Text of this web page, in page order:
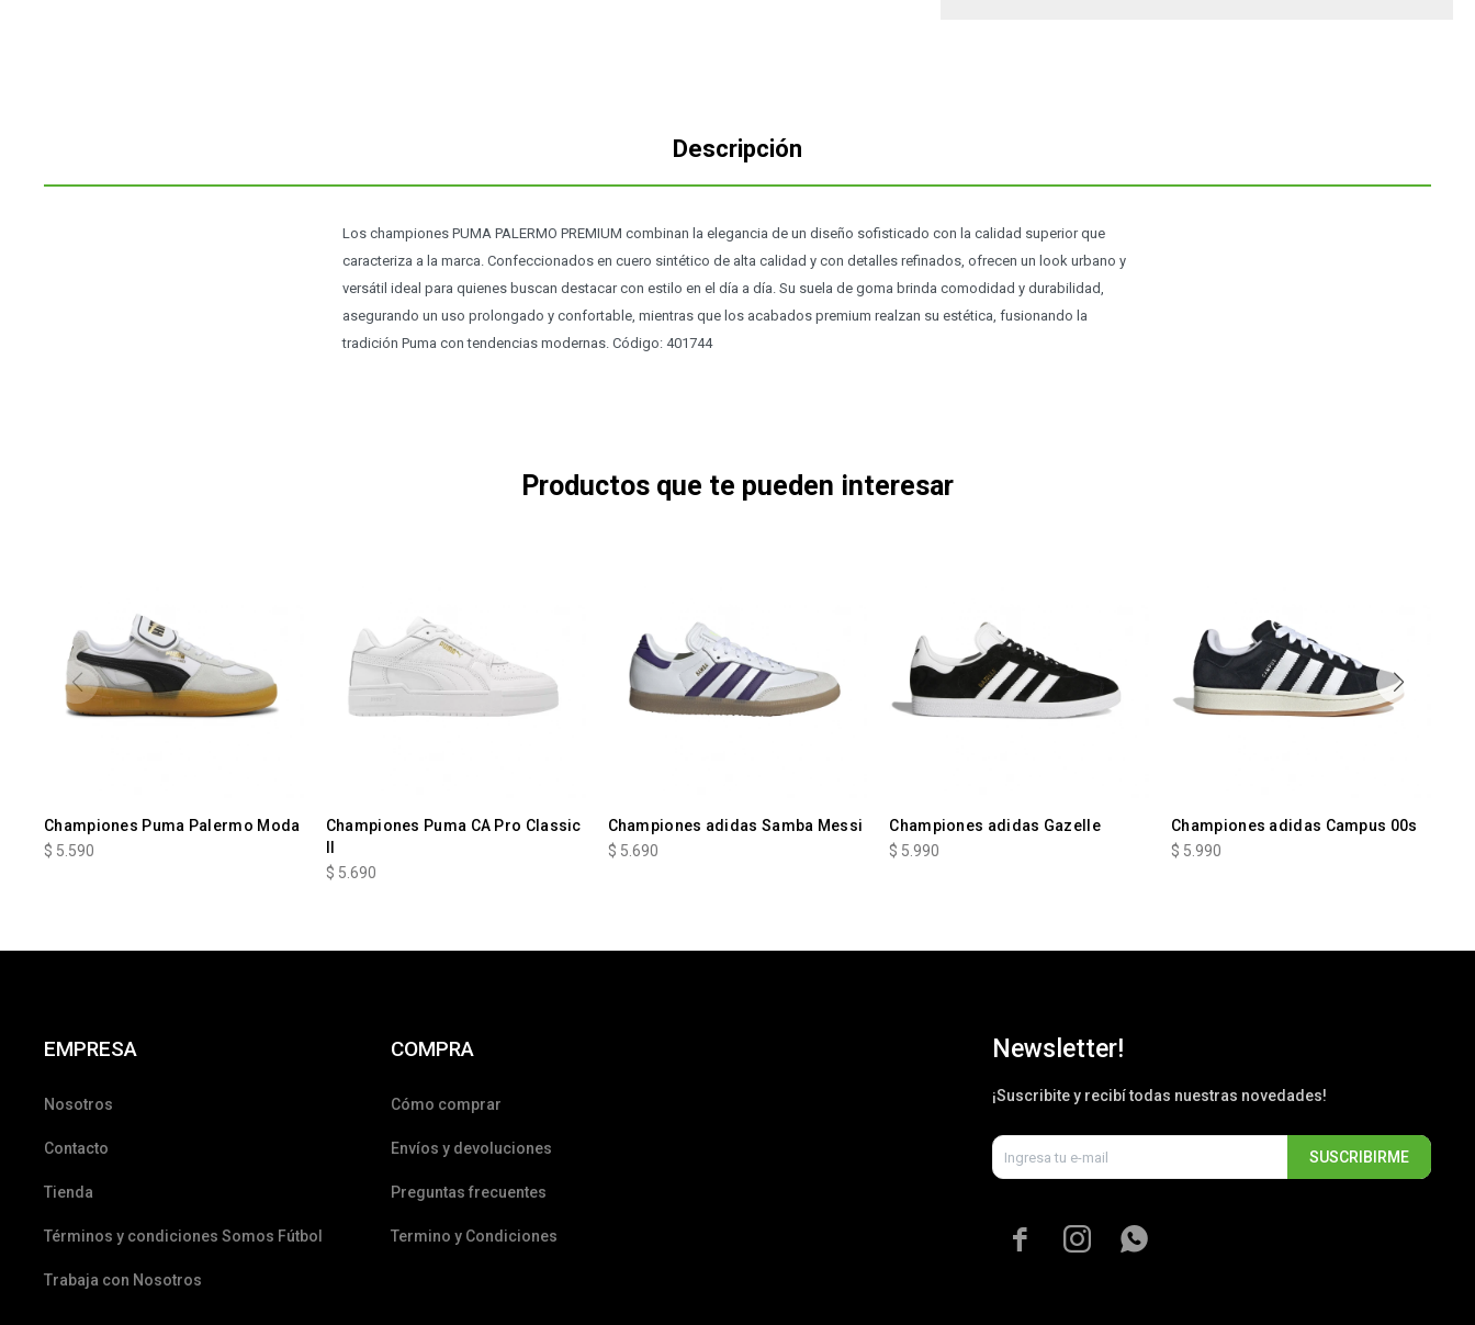
Descripción
Los championes PUMA PALERMO PREMIUM combinan la elegancia de un diseño sofisticado con la calidad superior que
caracteriza a la marca. Confeccionados en cuero sintético de alta calidad y con detalles refinados, ofrecen un look urbano y
versátil ideal para quienes buscan destacar con estilo en el día a día. Su suela de goma brinda comodidad y durabilidad,
asegurando un uso prolongado y confortable, mientras que los acabados premium realzan su estética, fusionando la
tradición Puma con tendencias modernas. Código: 401744
Productos que te pueden interesar
Championes Puma Palermo Moda
$ 5.590
Championes Puma CA Pro Classic
$ 5.690
Championes adidas Samba Messi
$ 5.690
Championes adidas Gazelle
$ 5.990
Championes adidas Campus 00s
$ 5.990
EMPRESA
Nosotros
Contacto
Tienda
Términos y condiciones Somos Fútbol
Trabaja con Nosotros
COMPRA
Cómo comprar
Envíos y devoluciones
Preguntas frecuentes
Termino y Condiciones
Newsletter!
¡Suscribite y recibí todas nuestras novedades!
SUSCRIBIRME
  